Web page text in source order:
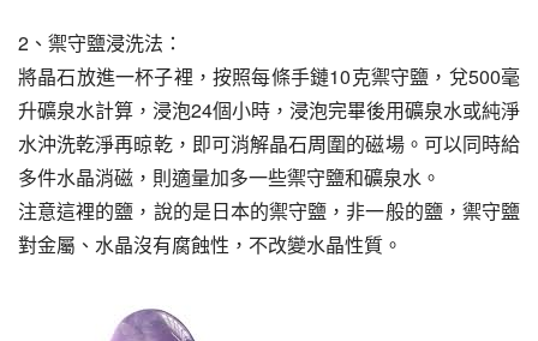
2、禦守鹽浸洗法：
將晶石放進一杯子裡，按照每條手鏈10克禦守鹽，兌500毫
升礦泉水計算，浸泡24個小時，浸泡完畢後用礦泉水或純淨
水沖洗乾淨再晾乾，即可消解晶石周圍的磁場。可以同時給
多件水晶消磁，則適量加多一些禦守鹽和礦泉水。
注意這裡的鹽，說的是日本的禦守鹽，非一般的鹽，禦守鹽
對金屬、水晶沒有腐蝕性，不改變水晶性質。